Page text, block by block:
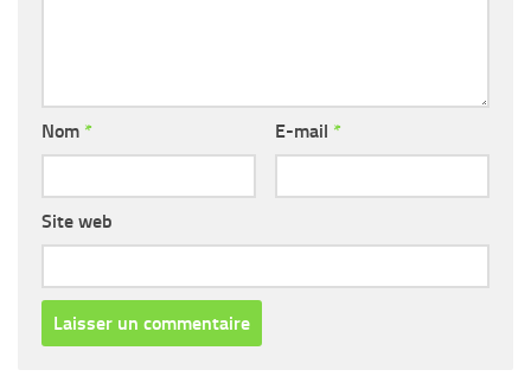
Nom * E-mail *
Site web